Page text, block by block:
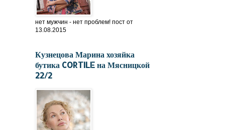
нет мужчин - нет проблем! пост от
13.08.2015
Кузнецова Марина хозяйка
бутика CORTILE на Мясницкой
22/2